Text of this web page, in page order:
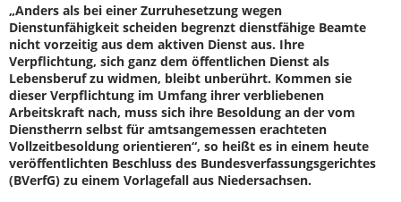
„Anders als bei einer Zurruhesetzung wegen
Dienstunfähigkeit scheiden begrenzt dienstfähige Beamte
nicht vorzeitig aus dem aktiven Dienst aus. Ihre
Verpflichtung, sich ganz dem öffentlichen Dienst als
Lebensberuf zu widmen, bleibt unberührt. Kommen sie
dieser Verpflichtung im Umfang ihrer verbliebenen
Arbeitskraft nach, muss sich ihre Besoldung an der vom
Dienstherrn selbst für amtsangemessen erachteten
Vollzeitbesoldung orientieren“, so heißt es in einem heute
veröffentlichten Beschluss des Bundesverfassungsgerichtes
(BVerfG) zu einem Vorlagefall aus Niedersachsen.